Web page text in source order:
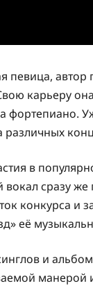
певица,
карьеру
фортепиано.
различных
в
сразу
конкурса и
её
и